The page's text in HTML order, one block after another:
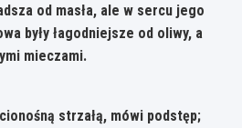
od masła, ale w sercu jego
były łagodniejsze od oliwy, a
mieczami.
strzałą, mówi podstęp;